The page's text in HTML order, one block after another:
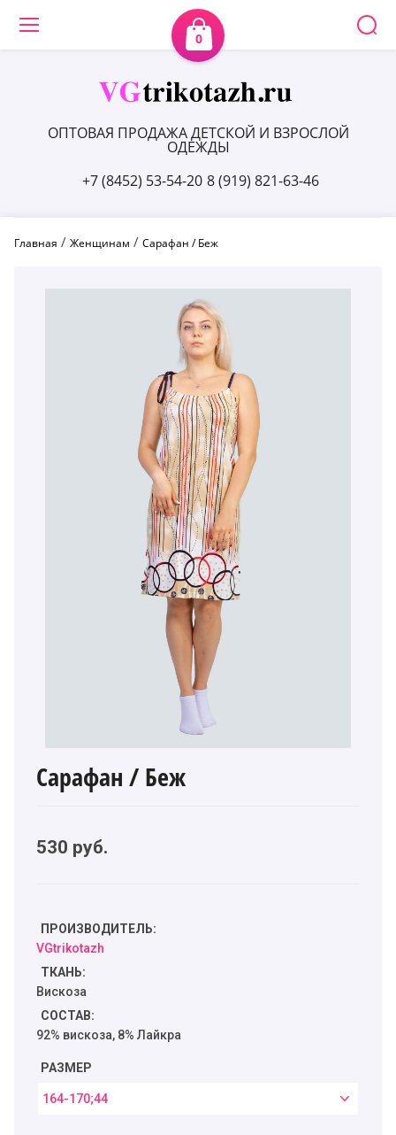
0
+7 (8452) 53-54-20 8 (919) 821-63-46
ОПТОВАЯ ПРОДАЖА ДЕТСКОЙ И ВЗРОСЛОЙ
ОДЕЖДЫ
Главная / Женщинам / Сарафан / Беж
Сарафан / Беж
530 руб.
ПРОИЗВОДИТЕЛЬ:
VGtrikotazh
ТКАНЬ:
Вискоза
СОСТАВ:
92% вискоза, 8% Лайкра
РАЗМЕР
164-170;44